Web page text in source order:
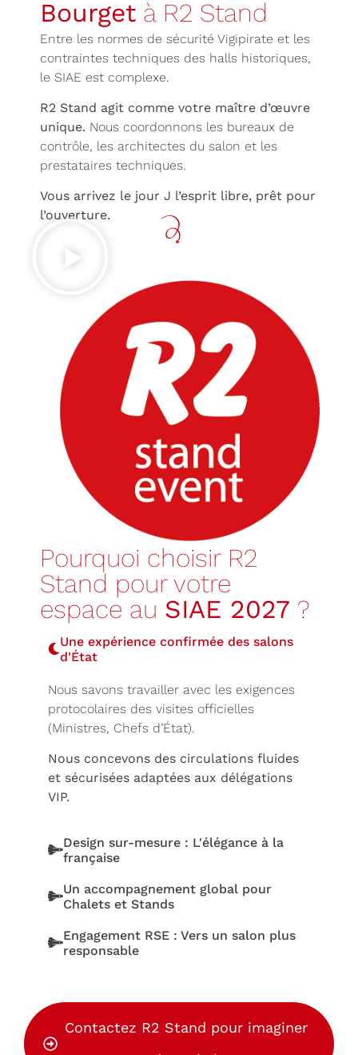
Bourget à R2 Stand
Entre les normes de sécurité Vigipirate et les
contraintes techniques des halls historiques,
le SIAE est complexe.
R2 Stand agit comme votre maître d’œuvre
unique. Nous coordonnons les bureaux de
contrôle, les architectes du salon et les
prestataires techniques.
Vous arrivez le jour J l’esprit libre, prêt pour
l’ouverture.
Pourquoi choisir R2
Stand pour votre
espace au SIAE 2027 ?
Une expérience confirmée des salons
d'État
Nous savons travailler avec les exigences
protocolaires des visites officielles
(Ministres, Chefs d’État).
Nous concevons des circulations fluides
et sécurisées adaptées aux délégations
VIP.
Design sur-mesure : L'élégance à la
française
Un accompagnement global pour
Chalets et Stands
Engagement RSE : Vers un salon plus
responsable
Contactez R2 Stand pour imaginer